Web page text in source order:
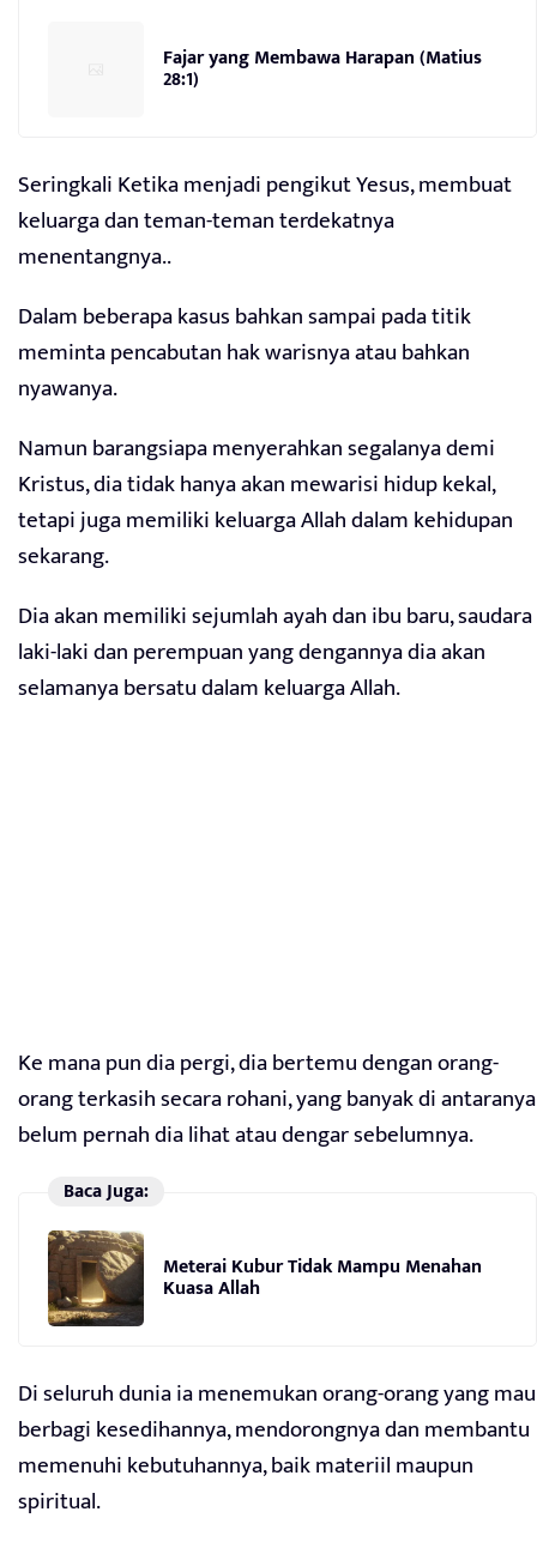
Fajar yang Membawa Harapan (Matius
28:1)
Seringkali Ketika menjadi pengikut Yesus, membuat
keluarga dan teman-teman terdekatnya
menentangnya..
Dalam beberapa kasus bahkan sampai pada titik
meminta pencabutan hak warisnya atau bahkan
nyawanya.
Namun barangsiapa menyerahkan segalanya demi
Kristus, dia tidak hanya akan mewarisi hidup kekal,
tetapi juga memiliki keluarga Allah dalam kehidupan
sekarang.
Dia akan memiliki sejumlah ayah dan ibu baru, saudara
laki-laki dan perempuan yang dengannya dia akan
selamanya bersatu dalam keluarga Allah.
Ke mana pun dia pergi, dia bertemu dengan orang-
orang terkasih secara rohani, yang banyak di antaranya
belum pernah dia lihat atau dengar sebelumnya.
Baca Juga:
Meterai Kubur Tidak Mampu Menahan
Kuasa Allah
Di seluruh dunia ia menemukan orang-orang yang mau
berbagi kesedihannya, mendorongnya dan membantu
memenuhi kebutuhannya, baik materiil maupun
spiritual.